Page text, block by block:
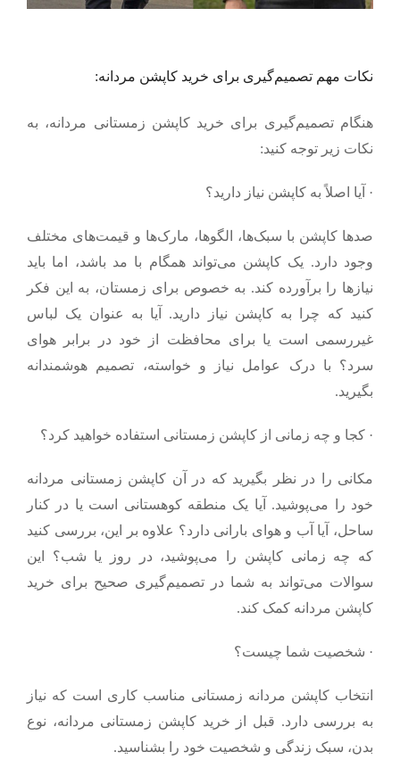
نکات مهم تصمیم‌گیری برای خرید کاپشن مردانه:
هنگام تصمیم‌گیری برای خرید کاپشن زمستانی مردانه، به
نکات زیر توجه کنید:
· آیا اصلاً به کاپشن نیاز دارید؟
صدها کاپشن با سبک‌ها، الگوها، مارک‌ها و قیمت‌های مختلف
وجود دارد. یک کاپشن می‌تواند همگام با مد باشد، اما باید
نیازها را برآورده کند. به خصوص برای زمستان، به این فکر
کنید که چرا به کاپشن نیاز دارید. آیا به عنوان یک لباس‌
غیررسمی است یا برای محافظت از خود در برابر هوای
سرد؟ با درک عوامل نیاز و خواسته، تصمیم هوشمندانه
بگیرید.
· کجا و چه زمانی از کاپشن زمستانی استفاده خواهید کرد؟
مکانی را در نظر بگیرید که در آن کاپشن زمستانی مردانه
خود را می‌پوشید. آیا یک منطقه کوهستانی است یا در کنار
ساحل، آیا آب و هوای بارانی دارد؟ علاوه بر این، بررسی کنید
که چه زمانی کاپشن را می‌پوشید، در روز یا شب؟ این
سوالات می‌تواند به شما در تصمیم‌گیری صحیح برای خرید
کاپشن مردانه کمک کند.
· شخصیت شما چیست؟
انتخاب کاپشن مردانه زمستانی مناسب کاری است که نیاز
به بررسی دارد. قبل از خرید کاپشن زمستانی مردانه، نوع
بدن، سبک زندگی و شخصیت خود را بشناسید.